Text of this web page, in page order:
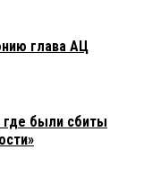
глава АЦ
были сбиты